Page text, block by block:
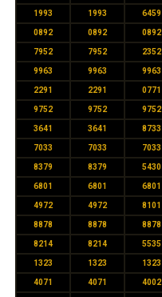
1993 1993 6459
0892 0892 0892
7952 7952 2352
9963 9963 9963
2291 2291 0771
9752 9752 9752
3641 3641 8733
7033 7033 7033
8379 8379 5430
6801 6801 6801
4972 4972 8101
8878 8878 8878
8214 8214 5535
1323 1323 1323
4071 4071 4002